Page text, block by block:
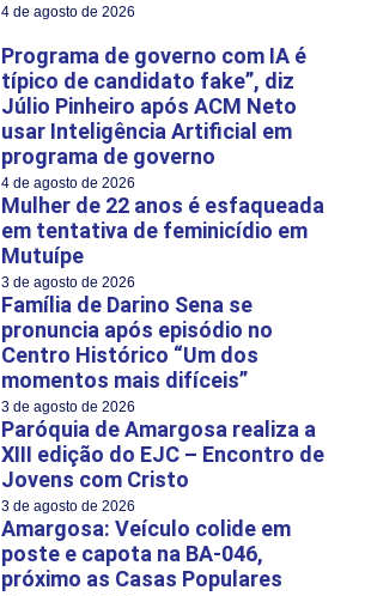
4 de agosto de 2026
Programa de governo com IA é
típico de candidato fake”, diz
Júlio Pinheiro após ACM Neto
usar Inteligência Artificial em
programa de governo
4 de agosto de 2026
Mulher de 22 anos é esfaqueada
em tentativa de feminicídio em
Mutuípe
3 de agosto de 2026
Família de Darino Sena se
pronuncia após episódio no
Centro Histórico “Um dos
momentos mais difíceis”
3 de agosto de 2026
Paróquia de Amargosa realiza a
XIII edição do EJC – Encontro de
Jovens com Cristo
3 de agosto de 2026
Amargosa: Veículo colide em
poste e capota na BA-046,
próximo as Casas Populares